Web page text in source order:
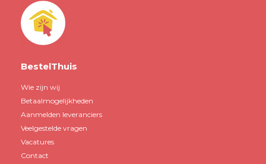
BestelThuis
Wie zijn wij
Betaalmogelijkheden
Aanmelden leveranciers
Veelgestelde vragen
Vacatures
Contact